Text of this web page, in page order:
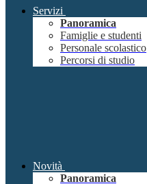
Servizi
Panoramica
Famiglie e studenti
Personale scolastico
Percorsi di studio
Novità
Panoramica